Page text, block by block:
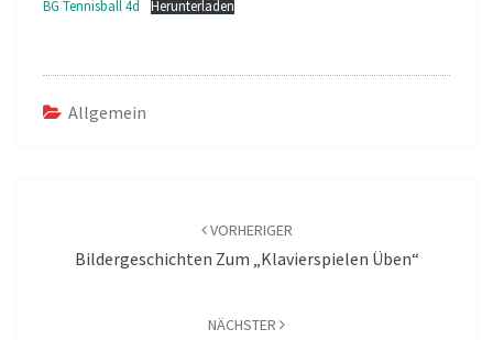
BG Tennisball 4d Herunterladen
Allgemein
VORHERIGER
Bildergeschichten Zum „Klavierspielen Üben“
NÄCHSTER